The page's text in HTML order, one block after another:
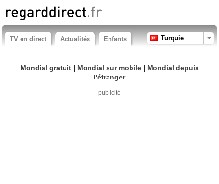
TV en direct Actualités Enfants Turquie
Mondial gratuit| Mondial sur mobile| Mondial depuis
l'étranger
- publicité -